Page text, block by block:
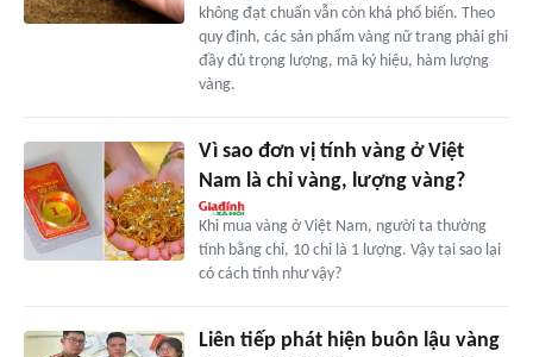
không đạt chuẩn vẫn còn khá phổ biến. Theo
quy định, các sản phẩm vàng nữ trang phải ghi
đầy đủ trọng lượng, mã ký hiệu, hàm lượng
vàng.
Vì sao đơn vị tính vàng ở Việt
Nam là chỉ vàng, lượng vàng?
Khi mua vàng ở Việt Nam, người ta thường
tính bằng chỉ, 10 chỉ là 1 lượng. Vậy tại sao lại
có cách tính như vậy?
Liên tiếp phát hiện buôn lậu vàng